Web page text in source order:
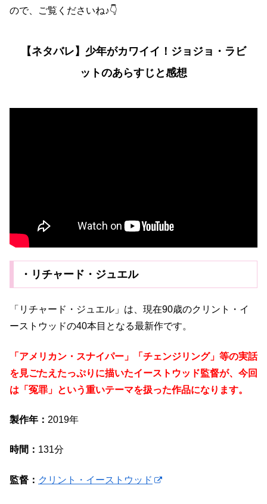
ので、ご覧くださいね♪👇
【ネタバレ】少年がカワイイ！ジョジョ・ラビ
ットのあらすじと感想
・リチャード・ジュエル
「リチャード・ジュエル」は、現在90歳のクリント・イ
ーストウッドの40本目となる最新作です。
「アメリカン・スナイパー」「チェンジリング」等の実話
を見ごたえたっぷりに描いたイーストウッド監督が、今回
は「冤罪」という重いテーマを扱った作品になります。
製作年： 2019年
時間： 131分
監督： クリント・イーストウッド